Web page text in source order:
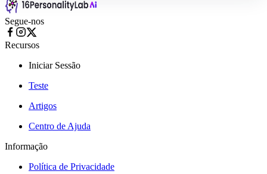
Segue-nos
Recursos
Iniciar Sessão
Teste
Artigos
Centro de Ajuda
Informação
Política de Privacidade